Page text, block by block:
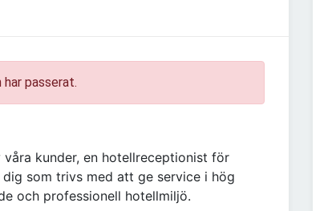
har passerat.
kunder, en hotellreceptionist för
som trivs med att ge service i hög
och professionell hotellmiljö.